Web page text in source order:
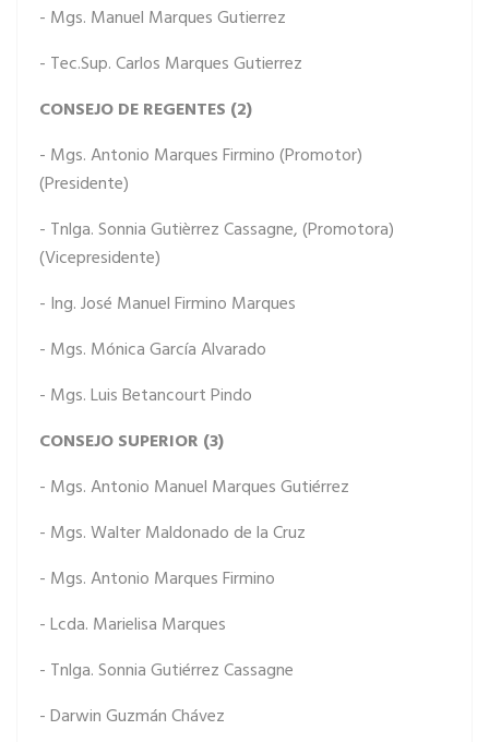
- Mgs. Manuel Marques Gutierrez
- Tec.Sup. Carlos Marques Gutierrez
CONSEJO DE REGENTES (2)
- Mgs. Antonio Marques Firmino (Promotor)
(Presidente)
- Tnlga. Sonnia Gutièrrez Cassagne, (Promotora)
(Vicepresidente)
- Ing. José Manuel Firmino Marques
- Mgs. Mónica García Alvarado
- Mgs. Luis Betancourt Pindo
CONSEJO SUPERIOR (3)
- Mgs. Antonio Manuel Marques Gutiérrez
- Mgs. Walter Maldonado de la Cruz
- Mgs. Antonio Marques Firmino
- Lcda. Marielisa Marques
- Tnlga. Sonnia Gutiérrez Cassagne
- Darwin Guzmán Chávez